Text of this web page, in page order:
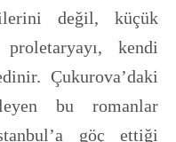
değil, küçük
kendi
Çukurova’daki
bu romanlar
göç ettiği